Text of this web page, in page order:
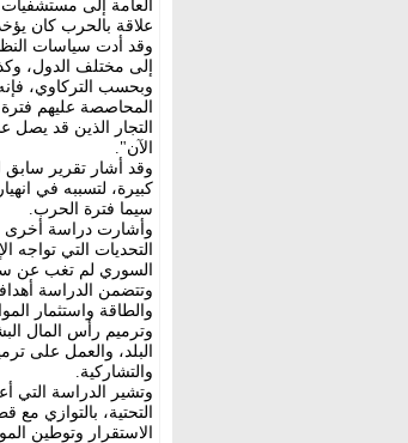
العامة إلى مستشفيات
علاقة بالحرب كان
وقد أدت سياسات
إلى مختلف الدول،
وبحسب التركاوي،
المحاصصة عليهم
التجار الذين قد
الآن".
وقد أشار تقرير سابق
كبيرة، لتسببه في
سيما فترة الحرب.
وأشارت دراسة أخرى
التحديات التي تواجه
السوري لم تغب عن
وتتضمن الدراسة
والطاقة واستثمار
وترميم رأس المال
البلد، والعمل على
والتشاركية.
وتشير الدراسة التي
التحتية، بالتوازي
الاستقرار وتوطين